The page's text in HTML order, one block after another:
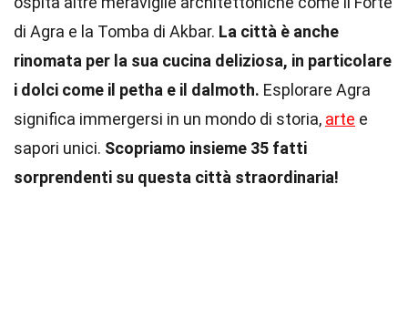
di Agra e la Tomba di Akbar. La città è anche
rinomata per la sua cucina deliziosa, in particolare
i dolci come il petha e il dalmoth. Esplorare Agra
significa immergersi in un mondo di storia, arte e
sapori unici. Scopriamo insieme 35 fatti
sorprendenti su questa città straordinaria!